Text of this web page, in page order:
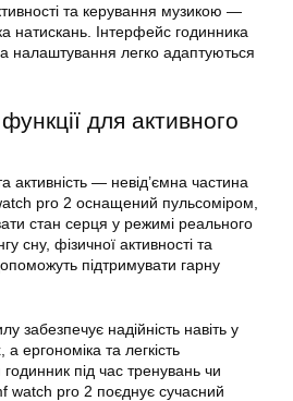
та керування музикою —
натискань. Інтерфейс годинника
а налаштування легко адаптуються
для активного
активність — невід’ємна частина
pro 2 оснащений пульсоміром,
стан серця у режимі реального
сну, фізичної активності та
підтримувати гарну
забезпечує надійність навіть у
ергономіка та легкість
під час тренувань чи
watch pro 2 поєднує сучасний